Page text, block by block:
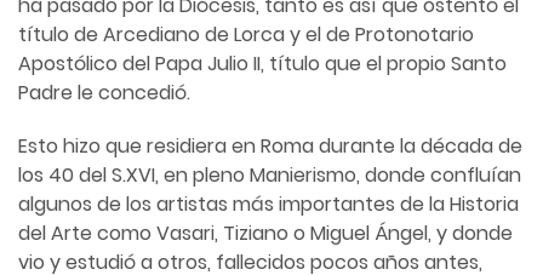
título de Arcediano de Lorca y el de Protonotario
Apostólico del Papa Julio II, título que el propio Santo
Padre le concedió.
Esto hizo que residiera en Roma durante la década de
los 40 del S.XVI, en pleno Manierismo, donde confluían
algunos de los artistas más importantes de la Historia
del Arte como Vasari, Tiziano o Miguel Ángel, y donde
vio y estudió a otros, fallecidos pocos años antes,